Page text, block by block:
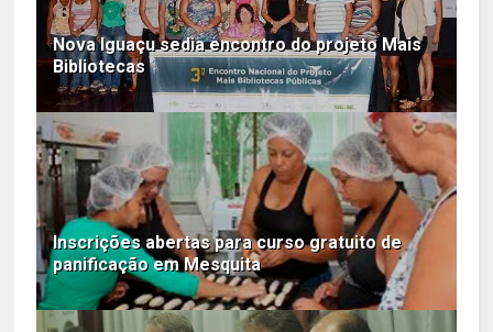
Nova Iguaçu sedia encontro do projeto Mais
Bibliotecas
Inscrições abertas para curso gratuito de
panificação em Mesquita